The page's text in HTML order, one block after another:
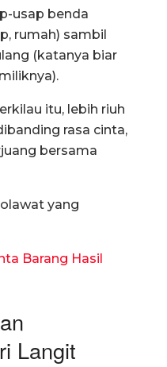
usap benda
rumah) sambil
(katanya biar
itu, lebih riuh
rasa cinta,
bersama
yang
Barang Hasil
Langit